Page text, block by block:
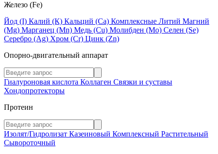
Железо (Fe)
Йод (I) Калий (К) Кальций (Са) Комплексные Литий Магний
(Mg) Марганец (Mn) Медь (Сu) Молибден (Мо) Селен (Se)
Серебро (Ag) Хром (Cr) Цинк (Zn)
Опорно-двигательный аппарат
Гиалуроновая кислота Коллаген Связки и суставы
Хондопротекторы
Протеин
Изолят/Гидролизат Казеиновый Комплексный Растительный
Сывороточный